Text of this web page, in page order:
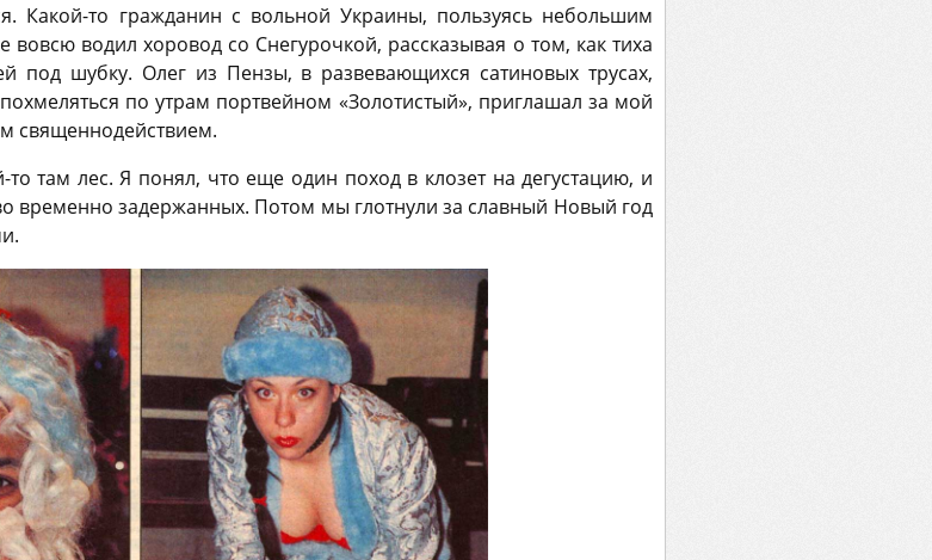
Какой-то гражданин с вольной Украины, пользуясь небольшим
водил хоровод со Снегурочкой, рассказывая о том, как тиха
под шубку. Олег из Пензы, в развевающихся сатиновых трусах,
по утрам портвейном «Золотистый», приглашал за мой
священнодействием.
там лес. Я понял, что еще один поход в клозет на дегустацию, и
временно задержанных. Потом мы глотнули за славный Новый год